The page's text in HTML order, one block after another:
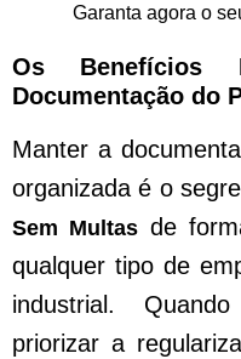
Garanta agora o
Os Benefícios
Documentação do
Manter a
organizada é o
Sem Multas de
qualquer tipo de
industrial.
priorizar a